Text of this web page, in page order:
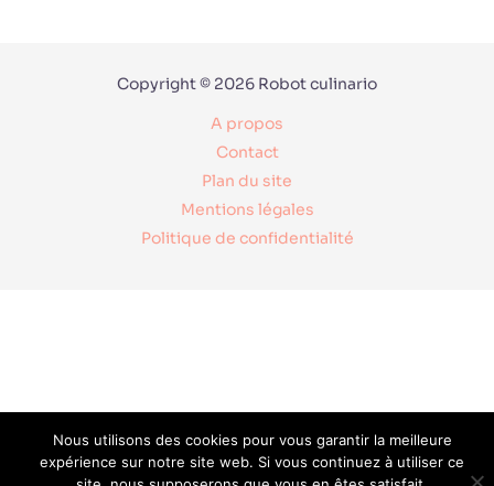
Copyright © 2026 Robot culinario
A propos
Contact
Plan du site
Mentions légales
Politique de confidentialité
Nous utilisons des cookies pour vous garantir la meilleure
expérience sur notre site web. Si vous continuez à utiliser ce